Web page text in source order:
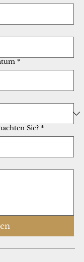
*
Sie? *